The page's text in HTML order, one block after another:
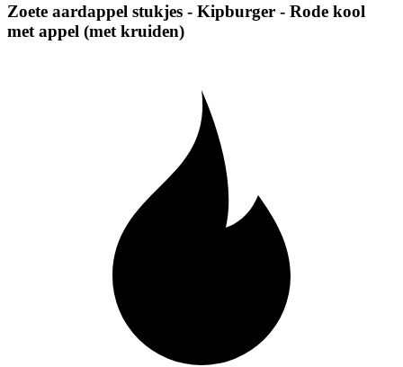
Zoete aardappel stukjes - Kipburger - Rode kool
met appel (met kruiden)